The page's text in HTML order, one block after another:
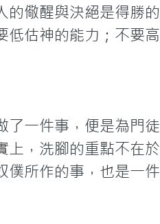
的儆醒與決絕是得勝的
低估神的能力；不要高
了一件事，便是為門徒
上，洗腳的重點不在於
僕所作的事，也是一件